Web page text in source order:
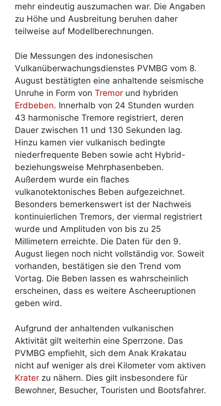
mehr eindeutig auszumachen war. Die Angaben
zu Höhe und Ausbreitung beruhen daher
teilweise auf Modellberechnungen.
Die Messungen des indonesischen
Vulkanüberwachungsdienstes PVMBG vom 8.
August bestätigten eine anhaltende seismische
Unruhe in Form von Tremor und hybriden
Erdbeben. Innerhalb von 24 Stunden wurden
43 harmonische Tremore registriert, deren
Dauer zwischen 11 und 130 Sekunden lag.
Hinzu kamen vier vulkanisch bedingte
niederfrequente Beben sowie acht Hybrid-
beziehungsweise Mehrphasenbeben.
Außerdem wurde ein flaches
vulkanotektonisches Beben aufgezeichnet.
Besonders bemerkenswert ist der Nachweis
kontinuierlichen Tremors, der viermal registriert
wurde und Amplituden von bis zu 25
Millimetern erreichte. Die Daten für den 9.
August liegen noch nicht vollständig vor. Soweit
vorhanden, bestätigen sie den Trend vom
Vortag. Die Beben lassen es wahrscheinlich
erscheinen, dass es weitere Ascheeruptionen
geben wird.
Aufgrund der anhaltenden vulkanischen
Aktivität gilt weiterhin eine Sperrzone. Das
PVMBG empfiehlt, sich dem Anak Krakatau
nicht auf weniger als drei Kilometer vom aktiven
Krater zu nähern. Dies gilt insbesondere für
Bewohner, Besucher, Touristen und Bootsfahrer.